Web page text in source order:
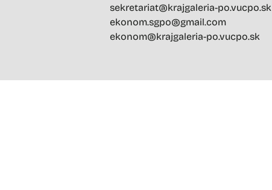
sekretariat@krajgaleria-po.vucpo.sk
ekonom.sgpo@gmail.com
ekonom@krajgaleria-po.vucpo.sk